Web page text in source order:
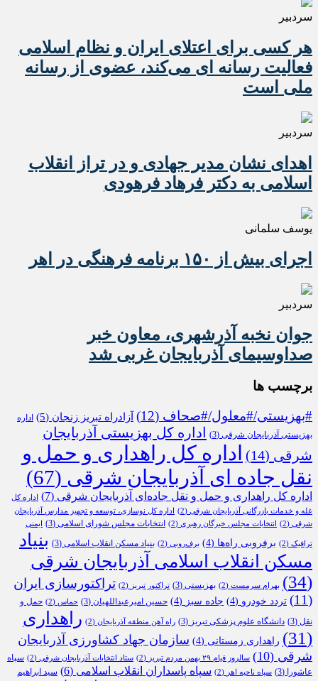
سردبیر
هر کسی برای اعتلای ایران و نظام اسلامی
فعالیت رسانه ای می‌کند، عضوی از رسانه
ملی است
سردبیر
اهدای نشان مدیر جهادی و در تراز انقلاب
اسلامی به دکتر فرهاد فرهودی
یوسف سلمانی
اجرای بیش از ۱۵۰ برنامه فرهنگی در اهر
سردبیر
جوان نخبه آذرشهری، معاون خبر
صداوسیمای آذربایجان غربی شد
برچسب ها
#بهزیستی/#معلول/#صحاف (12) آزادراه تبریز زنجان (5)
اداره
بهزیستی آذربایجان شرقی (3)
اداره کل بهزیستی آذربایجان
شرقی (14)
اداره کل راهداری و حمل و
نقل جاده ای آذربایجان شرقی (67)
اداره کل راهداری و حمل و نقل جاده‌ای آذربایجان شرقی (7)
اداره کل
غله و خدمات بازرگانی آذربایجان شرقی (2)
اداره کل نوسازی، توسعه و تجهیز مدارس آذربایجان
شرقی (2) انتخابات مجلس خبرگان رهبری (2) انتخابات مجلس شورای اسلامی (3) ایمنی
ترافیک (2) برفروبی راه‌ها (4) برف‌روبی (2) بنیاد مسکن انقلاب اسلامی (3)
بنیاد
مسکن انقلاب اسلامی آذربایجان شرقی
(34)
بهرام سرمست (2) بهزیستی (3) تراکتور تبریز (2)
تراکتورسازی ایران
(11)
تردد خودرو (4) جاده سبز (4) حسین امیرعبداللهیان (3) حماس (2)
حمل و
نقل (3) دانشگاه علوم پزشکی تبریز (3) راه آهن منطقه آذربایجان (2)
راهداری
(31)
راهداری زمستانی (4)
سازمان جهاد کشاورزی آذربایجان
شرقی (10) سالروز قیام ۲۹ بهمن مردم تبریز (2) ستاد انتخابات آذربایجان شرقی (2)
سپاه
عاشورا
(3) سپاه ناحیه اهر (2) سپاه پاسداران انقلاب اسلامی (6) سید ابراهیم